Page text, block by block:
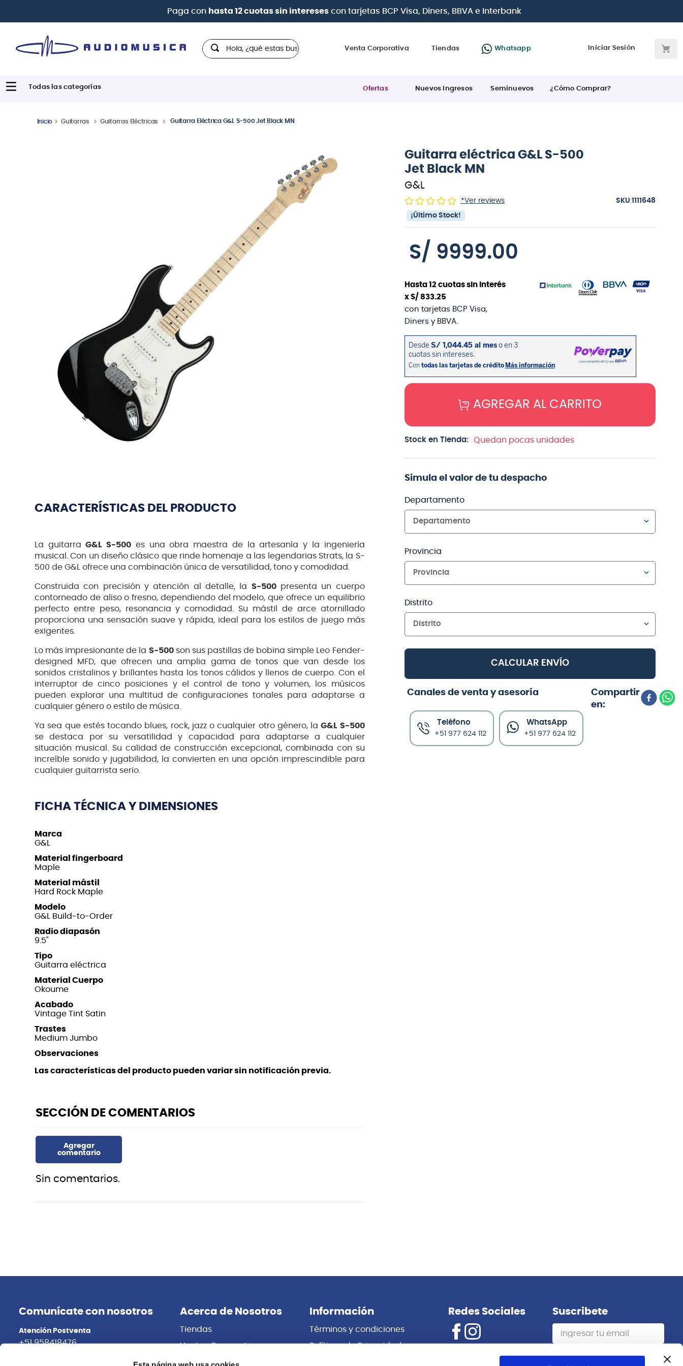
| Paga en cuotasdesde 0% de interéscon todas las tarjetas de crédito
Hola, ¿qué estas buscando?
Venta Corporativa Tiendas Whatsapp Iniciar Sesión
Ofertas Nuevos Ingresos Seminuevos ¿Cómo Comprar?
Guitarras Guitarras Eléctricas Guitarra Eléctrica G&L S-500 Jet Black MN
CARACTERÍSTICAS DEL PRODUCTO
La guitarraG&L S-500 es una obra maestra de la artesanía y la ingeniería
musical. Con un diseño clásico que rinde homenaje a las legendarias Strats, la S-
500 de G&L ofrece una combinación única de versatilidad, tono y comodidad.
Construida con precisión y atención al detalle, la S-500presenta un cuerpo
contorneado de aliso o fresno, dependiendo del modelo, que ofrece un equilibrio
perfecto entre peso, resonancia y comodidad. Su mástil de arce atornillado
proporciona una sensación suave y rápida, ideal para los estilos de juego más
exigentes.
Lo más impresionante de la S-500son sus pastillas de bobina simple Leo Fender-
designed MFD, que ofrecen una amplia gama de tonos que van desde los
sonidos cristalinos y brillantes hasta los tonos cálidos y llenos de cuerpo. Con el
interruptor de cinco posiciones y el control de tono y volumen, los músicos
pueden explorar una multitud de configuraciones tonales para adaptarse a
cualquier género o estilo de música.
Ya sea que estés tocando blues, rock, jazz o cualquier otro género, laG&L S-500
se destaca por su versatilidad y capacidad para adaptarse a cualquier
situación musical. Su calidad de construcción excepcional, combinada con su
increíble sonido y jugabilidad, la convierten en una opción imprescindible para
cualquier guitarrista serio.
FICHA TÉCNICA Y DIMENSIONES
Marca
G&L
Material fingerboard
Maple
Material mástil
Hard Rock Maple
Modelo
G&L Build-to-Order
Radio diapasón
9.5"
Tipo
Guitarra eléctrica
Material Cuerpo
Okoume
Acabado
Vintage Tint Satin
Trastes
Medium Jumbo
Observaciones
Las características del producto pueden variar sin notificación previa.
Sin comentarios.
Guitarra eléctrica G&L S-500
Jet Black MN
G&L
*Ver reviews :1111648
¡Último Stock!
S/ 9999.00
Hasta 12cuotas sin interés
x S/ 833.25
con tarjetas BCP Visa,
Diners y BBVA.
AGREGAR AL CARRITO
Stock en Tienda: Quedan pocas unidades
Simula el valor de tu despacho
Departamento
Departamento
Provincia
Provincia
Distrito
Distrito
CALCULAR ENVÍO
Canales de venta y asesoría
Teléfono
+51 977 624 112
WhatsApp
+51 977 624 112
AR420 VLS GUITARRA ELECTRICA IBANEZ
LEGACY HSS GUITARRA ELECTRICA JET
LEGACY GUITARRA ELECTRICA COPPER
ASAT CLASSIC ALNICO GUITARRA
ELECTRICA COPPER RWN G&L